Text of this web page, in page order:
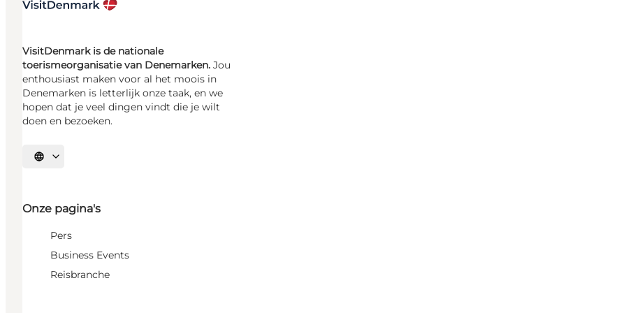
VisitDenmark is de nationale
toerismeorganisatie van Denemarken. Jou
enthousiast maken voor al het moois in
Denemarken is letterlijk onze taak, en we
hopen dat je veel dingen vindt die je wilt
doen en bezoeken.
Selecteer taal
Onze pagina's
Pers
Business Events
Reisbranche